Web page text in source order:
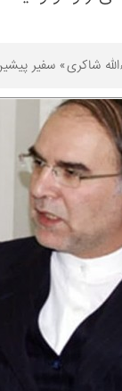
شاکری» سفیر